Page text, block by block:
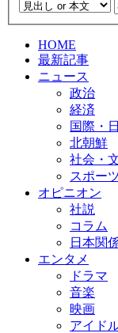
HOME
最新記事
ニュース
政治
経済
国際・
北朝鮮
社会・
スポー
オピニオン
社説
コラム
日本関
エンタメ
ドラマ
音楽
映画
アイド